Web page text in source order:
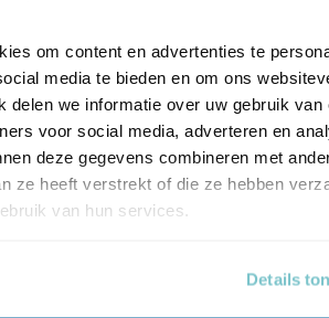
om content en advertenties te
media te bieden en om ons
delen we informatie over uw gebruik van
voor social media, adverteren en
deze gegevens combineren met
ze heeft verstrekt of die ze hebben
van hun services.
Details
Harm Dotinga